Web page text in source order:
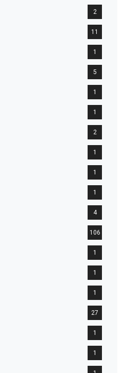
2
11
1
5
1
1
2
1
1
1
4
106
1
1
1
27
1
1